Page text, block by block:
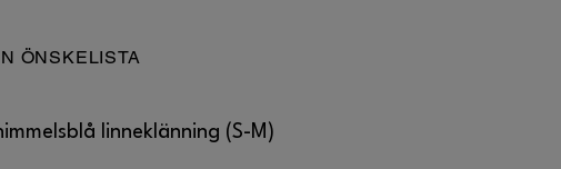
ÖNSKELISTA
linneklänning (S-M)